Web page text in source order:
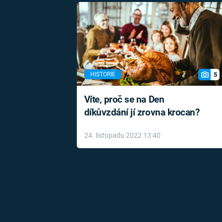
HISTORIE 5
Víte, proč se na Den
díkůvzdání jí zrovna krocan?
24. listopadu 2022 13:40